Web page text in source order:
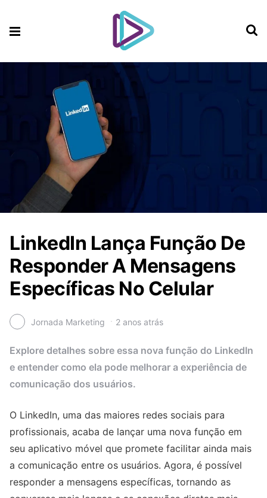
LinkedIn Lança Função De
Responder A Mensagens
Específicas No Celular
Jornada Marketing 2 anos atrás
Explore detalhes sobre essa nova função do LinkedIn
e entender como ela pode melhorar a experiência de
comunicação dos usuários.
O LinkedIn, uma das maiores redes sociais para
profissionais, acaba de lançar uma nova função em
seu aplicativo móvel que promete facilitar ainda mais
a comunicação entre os usuários. Agora, é possível
responder a mensagens específicas, tornando as